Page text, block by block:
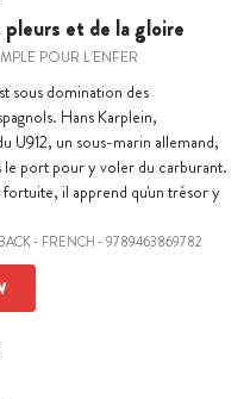
pleurs et de la gloire
POUR L'ENFER
sous domination des
Hans Karplein,
U912, un sous-marin allemand,
le port pour y voler du carburant.
il apprend qu'un trésor y
- FRENCH - 9789463869782